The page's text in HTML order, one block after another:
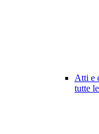
Atti e
tutte